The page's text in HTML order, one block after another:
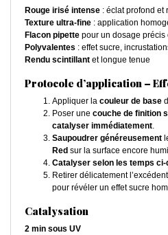
Rouge irisé intense : éclat profond et
Texture ultra-fine : application
Flacon pipette pour un dosage précis
Polyvalentes : effet sucre,
Rendu scintillant et longue tenue
Protocole d’application –
Appliquer la couleur de base
Poser une couche de finition
catalyser immédiatement.
Saupoudrer généreusement
Red sur la surface encore
Catalyser selon les temps
Retirer délicatement
pour révéler un effet sucre
Catalysation
2 min sous UV